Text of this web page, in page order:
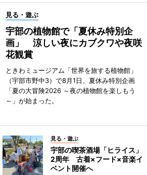
見る・遊ぶ
宇部の植物館で「夏休み特別企
画」 涼しい夜にカブクワや夜咲
花観賞
ときわミュージアム「世界を旅する植物館」
（宇部市野中3）で8月1日、夏休み特別企画
「夏の大冒険2026 ～夜の植物館を楽しもう
～」が始まった。
見る・遊ぶ
宇部の喫茶酒場「ヒライス」
2周年 古着×フード×音楽イ
ベント開催へ